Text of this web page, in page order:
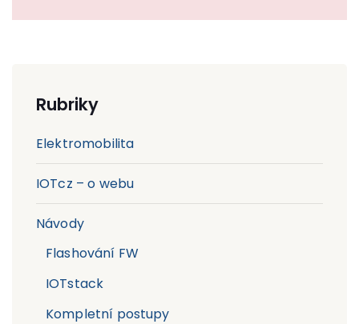
Rubriky
Elektromobilita
IOTcz – o webu
Návody
Flashování FW
IOTstack
Kompletní postupy